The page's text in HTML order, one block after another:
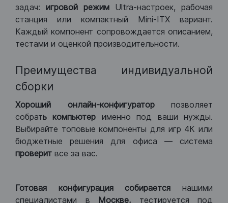
задач: игровой режим Ultra-настроек, рабочая
станция или компактный Mini-ITX вариант.
Каждый компонент сопровождается описанием,
тестами и оценкой производительности.
Преимущества индивидуальной
сборки
Хороший онлайн-конфигураторпозволяет
собрать компьютер именно под ваши нужды.
Выбирайте топовые компоненты для игр 4К или
бюджетные решения для офиса — система
проверит все за вас.
Готовая конфигурация собираетсянашими
специалистами в Москве, тестируется под